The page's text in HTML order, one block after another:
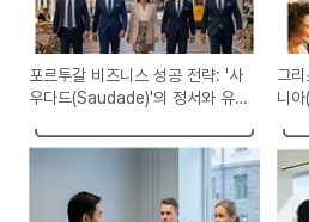
포르투갈 비즈니스 성공 전략: '사
우다드(Saudade)'의 정서와 유
그
니